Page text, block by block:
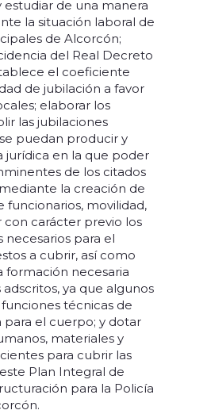
de una manera
la situación laboral de
de Alcorcón;
del Real Decreto
el coeficiente
de jubilación a favor
elaborar los
las jubilaciones
puedan producir y
jurídica en la que poder
de los citados
la creación de
funcionarios, movilidad,
con carácter previo los
necesarios para el
a cubrir, así como
formación necesaria
ya que algunos
técnicas de
el cuerpo; y dotar
materiales y
para cubrir las
Plan Integral de
para la Policía